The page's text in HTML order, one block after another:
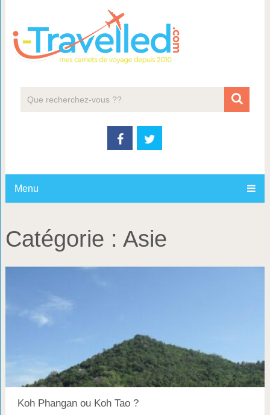
Menu
Catégorie : Asie
Koh Phangan ou Koh Tao ?